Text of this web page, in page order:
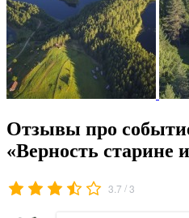
Отзывы про
«Верность старине
3.7 /3